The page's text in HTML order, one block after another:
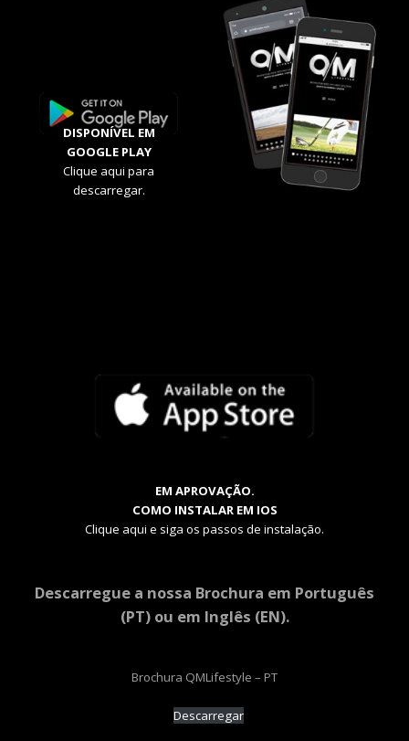
DISPONÍVEL EM
GOOGLE PLAY
Clique aqui para
descarregar.
EM APROVAÇÃO.
COMO INSTALAR EM IOS
Clique aqui e siga os passos de instalação.
Descarregue a nossa Brochura em Português
(PT) ou em Inglês (EN).
Brochura QMLifestyle – PT
Descarregar